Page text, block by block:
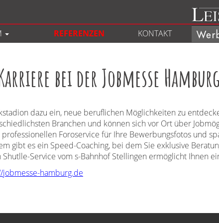
REFERENZEN KONTAKT
bei der Jobmesse
dazu ein, neue beruflichen Möglichkeiten zu
Branchen und können sich vor Ort über
Foroservice für Ihre Bewerbungsfotos und
gibt es ein Speed-Coaching, bei dem Sie exklusive
Service vom s-Bahnhof Stellingen ermöglicht Ihnen
jobmesse-hamburg.de